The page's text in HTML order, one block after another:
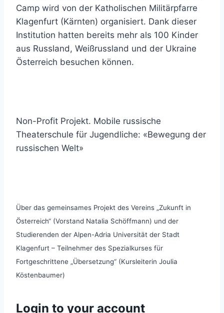
Camp wird von der Katholischen Militärpfarre
Klagenfurt (Kärnten) organisiert. Dank dieser
Institution hatten bereits mehr als 100 Kinder
aus Russland, Weißrussland und der Ukraine
Österreich besuchen können.
Non-Profit Projekt. Mobile russische
Theaterschule für Jugendliche: «Bewegung der
russischen Welt»
Über das gemeinsames Projekt des Vereins „Zukunft in
Österreich“ (Vorstand Natalia Schöffmann) und der
Studierenden der Alpen-Adria Universität der Stadt
Klagenfurt – Teilnehmer des Spezialkurses für
Fortgeschrittene „Übersetzung“ (Kursleiterin Joulia
Köstenbaumer)
Login to your account